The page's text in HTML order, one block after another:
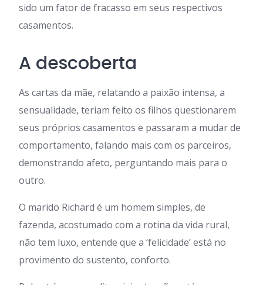
sido um fator de fracasso em seus respectivos
casamentos.
A descoberta
As cartas da mãe, relatando a paixão intensa, a
sensualidade, teriam feito os filhos questionarem
seus próprios casamentos e passaram a mudar de
comportamento, falando mais com os parceiros,
demonstrando afeto, perguntando mais para o
outro.
O marido Richard é um homem simples, de
fazenda, acostumado com a rotina da vida rural,
não tem luxo, entende que a ‘felicidade’ está no
provimento do sustento, conforto.